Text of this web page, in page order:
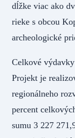
dĺžke viac ako
rieke s obcou
archeologické
Celkové
Projekt je
regionálneho
percent
sumu 3 227